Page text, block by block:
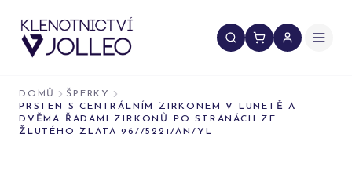
DOMŮ
ŠPERKY
PRSTEN S CENTRÁLNÍM ZIRKONEM V LUNETĚ A
DVĚMA ŘADAMI ZIRKONŮ PO STRANÁCH ZE
ŽLUTÉHO ZLATA 96//5221/AN/YL